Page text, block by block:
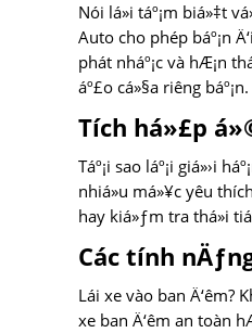
Nói lá»i táº¡m biá»‡t
Auto cho phép báº¡n
phát nháº¡c và hÆ¡n
áº£o cá»§a riêng báº¡n.
Tích há»£p
Táº¡i sao láº¡i giá»›i
nhiá»u má»¥c yêu
hay kiá»ƒm tra thá»i
Các tính
Lái xe vào ban Ä‘êm?
xe ban Ä‘êm an toàn